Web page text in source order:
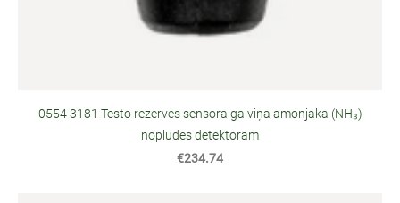
0554 3181 Testo rezerves sensora galviņa amonjaka (NH₃)
noplūdes detektoram
€234.74